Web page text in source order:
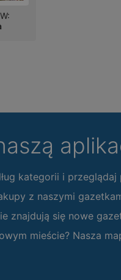
kategorii i
z naszymi
znajdują się nowe
mieście? Nasza